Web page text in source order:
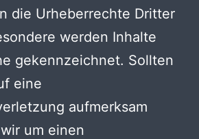
die Urheberrechte Dritter
werden Inhalte
gekennzeichnet. Sollten
eine
aufmerksam
um einen